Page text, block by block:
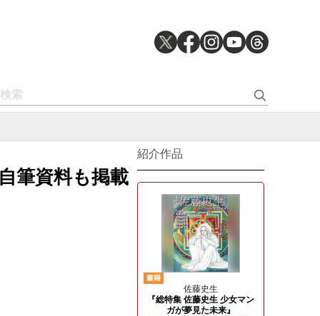
筆資料も掲載
紹介作品
書籍
佐藤史生
『総特集 佐藤史生 少女マン
ガが夢見た未来』